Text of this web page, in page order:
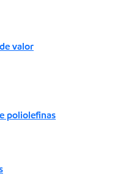
valor
poliolefinas